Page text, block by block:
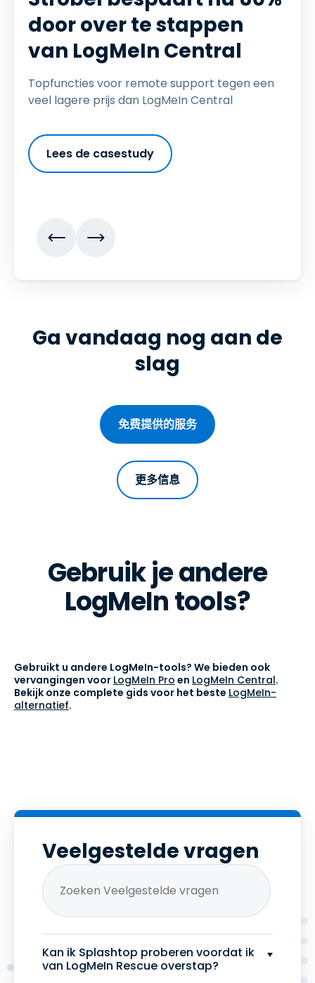
door over te stappen
van LogMeIn Central
Topfuncties voor remote support tegen een
veel lagere prijs dan LogMeIn Central
Lees de casestudy
Ga vandaag nog aan de
slag
免费提供的服务
更多信息
Gebruik je andere
LogMeIn tools?
Gebruikt u andere LogMeIn-tools? We bieden ook
vervangingen voor LogMeIn Pro en LogMeIn Central.
Bekijk onze complete gids voor het beste LogMeIn-
alternatief.
Veelgestelde vragen
Kan ik Splashtop proberen voordat ik
van LogMeIn Rescue overstap?